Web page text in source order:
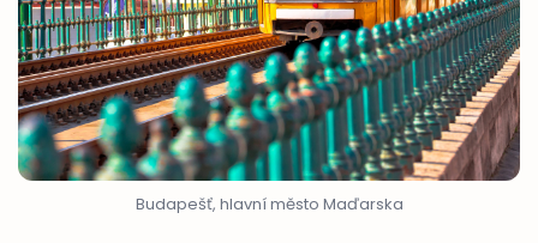
Budapešť, hlavní město Maďarska